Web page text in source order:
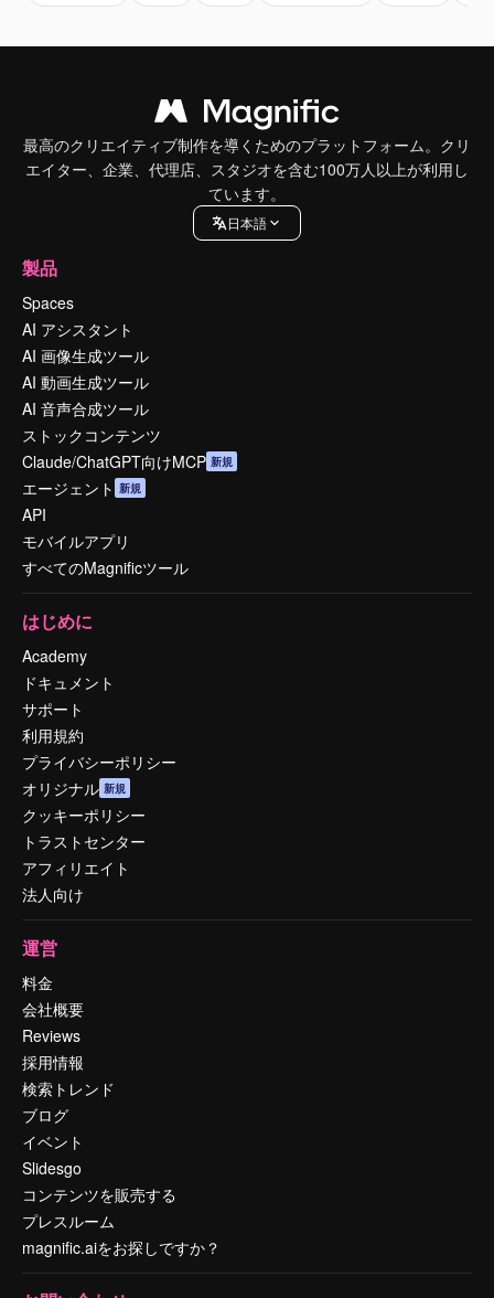
最高のクリエイティブ制作を導くためのプラットフォーム。クリ
エイター、企業、代理店、スタジオを含む100万人以上が利用し
ています。
日本語
製品
Spaces
AI アシスタント
AI 画像生成ツール
AI 動画生成ツール
AI 音声合成ツール
ストックコンテンツ
Claude/ChatGPT向けMCP 新規
エージェント 新規
API
モバイルアプリ
すべてのMagnificツール
はじめに
Academy
ドキュメント
サポート
利用規約
プライバシーポリシー
オリジナル 新規
クッキーポリシー
トラストセンター
アフィリエイト
法人向け
運営
料金
会社概要
Reviews
採用情報
検索トレンド
ブログ
イベント
Slidesgo
コンテンツを販売する
プレスルーム
magnific.aiをお探しですか？